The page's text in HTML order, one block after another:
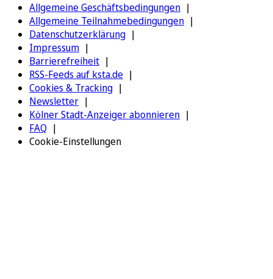
Allgemeine Geschäftsbedingungen
Allgemeine Teilnahmebedingungen
Datenschutzerklärung
Impressum
Barrierefreiheit
RSS-Feeds auf ksta.de
Cookies & Tracking
Newsletter
Kölner Stadt-Anzeiger abonnieren
FAQ
Cookie-Einstellungen